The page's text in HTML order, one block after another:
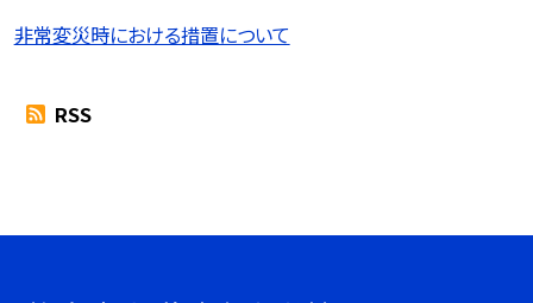
非常変災時における措置について
RSS